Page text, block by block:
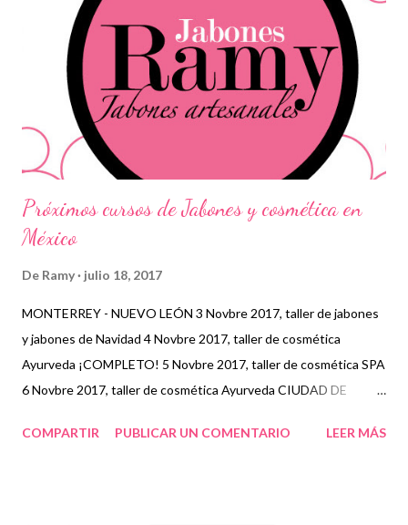
Próximos cursos de Jabones y cosmética en
México
De Ramy julio 18, 2017
MONTERREY - NUEVO LEÓN 3 Novbre 2017, taller de jabones
y jabones de Navidad 4 Novbre 2017, taller de cosmética
Ayurveda ¡COMPLETO! 5 Novbre 2017, taller de cosmética SPA
6 Novbre 2017, taller de cosmética Ayurveda CIUDAD DE
Novbre 2017, taller de jabones avanzado, técnicas 12 Novbre
COMPARTIR PUBLICAR UN COMENTARIO LEER MÁS